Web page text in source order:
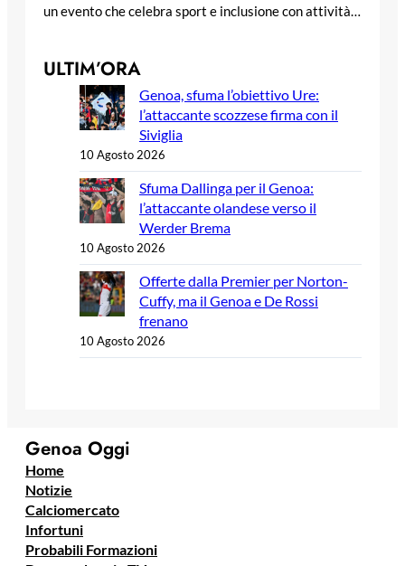
un evento che celebra sport e inclusione con attività…
ULTIM’ORA
Genoa, sfuma l’obiettivo Ure:
l’attaccante scozzese firma con il
Siviglia
10 Agosto 2026
Sfuma Dallinga per il Genoa:
l’attaccante olandese verso il
Werder Brema
10 Agosto 2026
Offerte dalla Premier per Norton-
Cuffy, ma il Genoa e De Rossi
frenano
10 Agosto 2026
Genoa Oggi
Home
Notizie
Calciomercato
Infortuni
Probabili Formazioni